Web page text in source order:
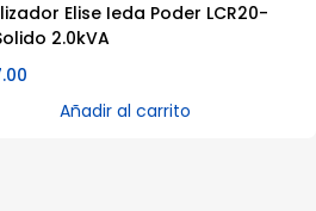
Elise Ieda Poder LCR20-
2.0kVA
Añadir al carrito